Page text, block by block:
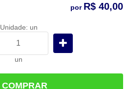
por R$ 40,00
Unidade: un
un
COMPRAR